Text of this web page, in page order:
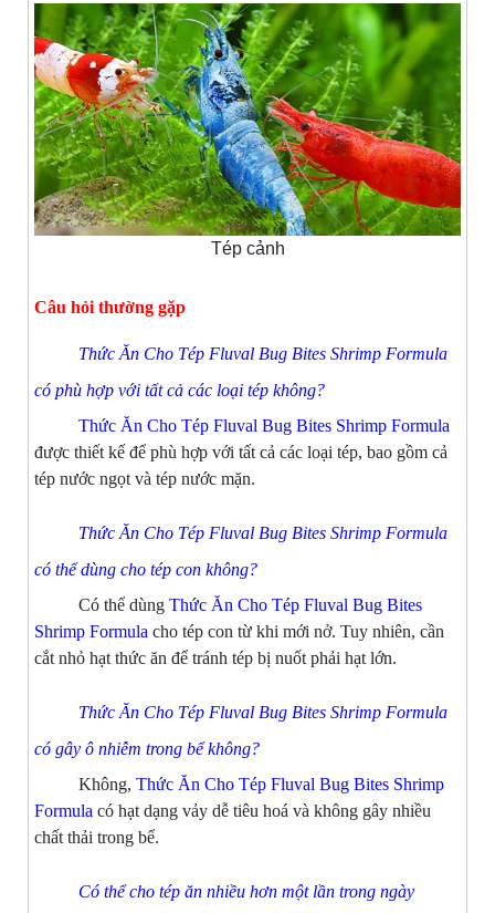
Tép cảnh
Câu hỏi thường gặp
Thức Ăn Cho Tép Fluval Bug Bites Shrimp Formula
có phù hợp với tất cả các loại tép không?
Thức Ăn Cho Tép Fluval Bug Bites Shrimp Formula
được thiết kế để phù hợp với tất cả các loại tép, bao gồm cả
tép nước ngọt và tép nước mặn.
Thức Ăn Cho Tép Fluval Bug Bites Shrimp Formula
có thể dùng cho tép con không?
Có thể dùng Thức Ăn Cho Tép Fluval Bug Bites
Shrimp Formula cho tép con từ khi mới nở. Tuy nhiên, cần
cắt nhỏ hạt thức ăn để tránh tép bị nuốt phải hạt lớn.
Thức Ăn Cho Tép Fluval Bug Bites Shrimp Formula
có gây ô nhiễm trong bể không?
Không, Thức Ăn Cho Tép Fluval Bug Bites Shrimp
Formula có hạt dạng vảy dễ tiêu hoá và không gây nhiều
chất thải trong bể.
Có thể cho tép ăn nhiều hơn một lần trong ngày